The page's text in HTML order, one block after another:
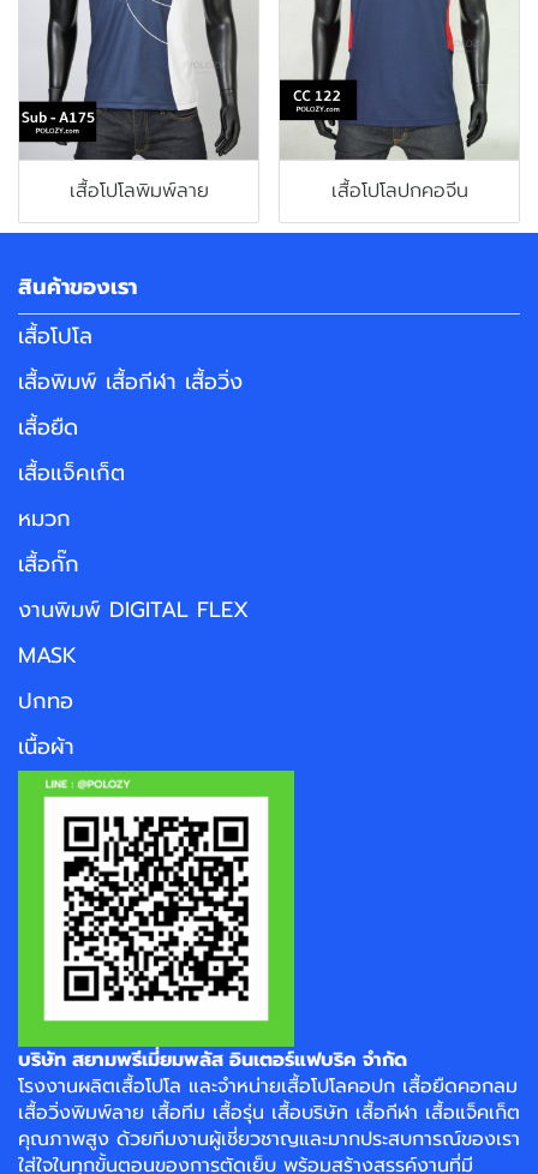
เสื้อโปโลพิมพ์ลาย เสื้อโปโลปกคอจีน
สินค้าของเรา
เสื้อโปโล
เสื้อพิมพ์ เสื้อกีฬา เสื้อวิ่ง
เสื้อยืด
เสื้อแจ็คเก็ต
หมวก
เสื้อกั๊ก
งานพิมพ์ DIGITAL FLEX
MASK
ปกทอ
เนื้อผ้า
บริษัท สยามพรีเมี่ยมพลัส อินเตอร์แฟบริค จำกัด
โรงงานผลิตเสื้อโปโล และจำหน่ายเสื้อโปโลคอปก เสื้อยืดคอกลม
เสื้อวิ่งพิมพ์ลาย เสื้อทีม เสื้อรุ่น เสื้อบริษัท เสื้อกีฬา เสื้อแจ็คเก็ต
คุณภาพสูง ด้วยทีมงานผู้เชี่ยวชาญและมากประสบการณ์ของเรา
ใส่ใจในทุกขั้นตอนของการตัดเย็บ พร้อมสร้างสรรค์งานที่มี